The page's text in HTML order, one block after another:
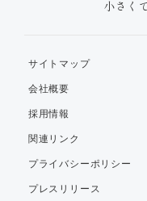
小さく
サイトマップ
会社概要
採用情報
関連リンク
プライバシーポリシー
プレスリリース